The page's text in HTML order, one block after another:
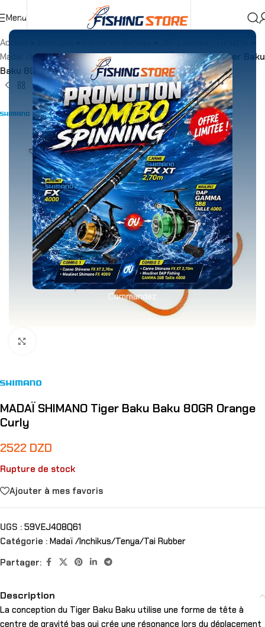
Commandez
Menu
Accueil
Madaï /Inchikus/Tenya/Tai Rubber»MADAÏ SHIMANO Tiger Baku
Baku 80GR Orange Curly
MADAÏ SHIMANO Tiger Baku Baku 80GR Orange
Curly
2522 DZD
Rupture de stock
Ajouter à mes favoris
UGS : 59VEJ408Q61
Catégorie : Madaï /Inchikus/Tenya/Tai Rubber
Partager:
Description
La conception du Tiger Baku Baku utilise une forme de tête à
centre de gravité bas qui crée une résonance lors du déplacement